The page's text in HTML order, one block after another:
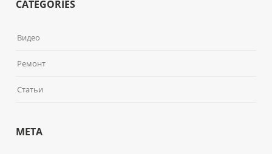
CATEGORIES
Видео
Ремонт
Статьи
META